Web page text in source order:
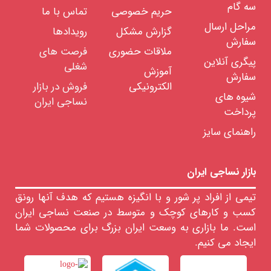
معدنی
پارچه
از
الیاف
پارچه
از
انواع
پارچه
سیستم
پنبه
انواع
های
سیستم
پشمی
و
فاستونی
انواع
پارچه
از
سه گام
مراحل ارسال
سفارش
پیگری آنلاین
سفارش
شیوه های
پرداخت
راهنمای سایز
حریم خصوصی
گزارش مشکل
ملاقات حضوری
آموزش
الکترونیکی
تماس با ما
رویدادها
فرصت های
شغلی
فروش در بازار
نساجی ایران
بازار نساجی ایران
تیمی از افراد پر شور و با انگیزه هستیم که هدف آنها رونق
کسب و کارهای کوچک و متوسط در صنعت نساجی ایران
است. ما بازاری به وسعت ایران بزرگ برای محصولات شما
ایجاد می کنیم.